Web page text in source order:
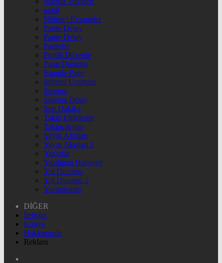
nnbil
Nöbetçi Eczaneler
Parite Detay
Parite Detay
Pariteler
Profili Düzenle
Puan Durumu
Sample Page
Şifremi Unuttum
Sinema
Sinema Detay
Son Dakika
Takip Ettiklerim
Takipçilerim
Yayın Akışları
Yayın Akışları 2
Yazarlar
Yazdığım Haberler
Yol Durumu
Yol Durumu 2
Yorumlarım
DİĞER
İletişim
Künye
Hakkımızda
Reklam